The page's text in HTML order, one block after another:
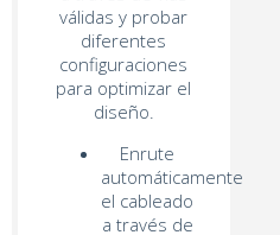
válidas y probar
diferentes
configuraciones
para optimizar el
diseño.
Enrute
automáticamente
el cableado
a través de